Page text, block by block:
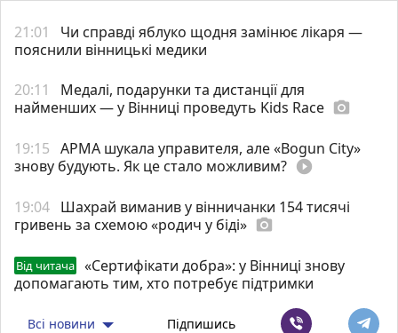
21:01
Чи справді яблуко щодня замінює лікаря —
пояснили вінницькі медики
20:11
Медалі, подарунки та дистанції для
найменших — у Вінниці проведуть Kids Race photo_camera
19:15 АРМА шукала управителя, але «Bogun City»
знову будують. Як це стало можливим? play_circle_filled
19:04 Шахрай виманив у вінничанки 154 тисячі
гривень за схемою «родич у біді» photo_camera
Від читача
«Сертифікати добра»: у Вінниці знову
допомагають тим, хто потребує підтримки
Всі новини Підпишись